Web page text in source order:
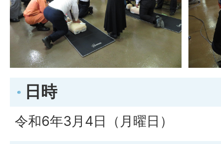
日時
令和6年3月4日（月曜日）